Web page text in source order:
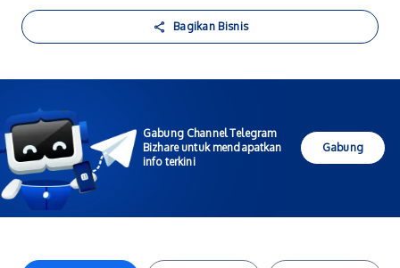
Bagikan Bisnis
Gabung Channel Telegram
Bizhare untuk mendapatkan
info terkini
Gabung